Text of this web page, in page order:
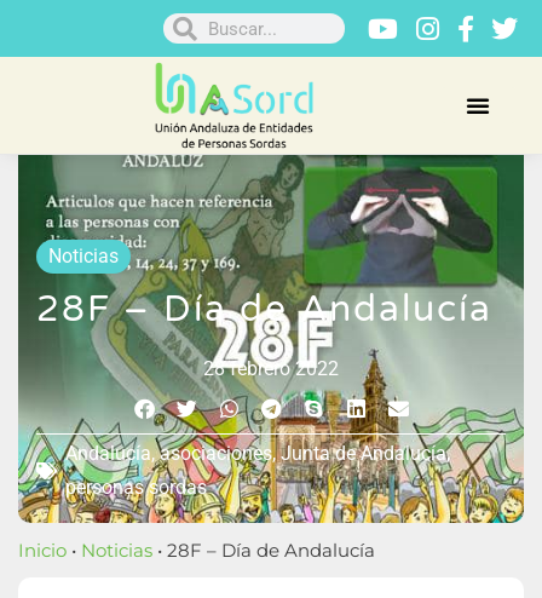
Noticias
28F – Día de Andalucía
28 febrero 2022
Andalucía,asociaciones,Junta de Andalucía,
personas sordas
Inicio • Noticias • 28F – Día de Andalucía